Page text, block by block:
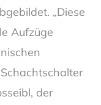
„Diese
Aufzüge
der